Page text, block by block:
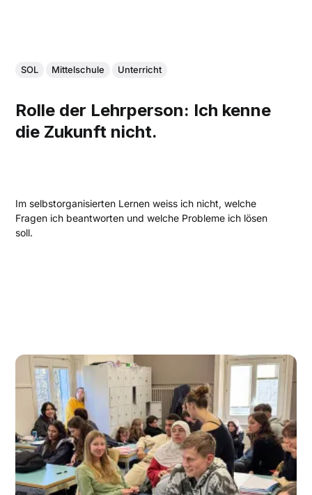
SOL Mittelschule Unterricht
Rolle der Lehrperson: Ich kenne
die Zukunft nicht.
Im selbstorganisierten Lernen weiss ich nicht, welche
Fragen ich beantworten und welche Probleme ich lösen
soll.